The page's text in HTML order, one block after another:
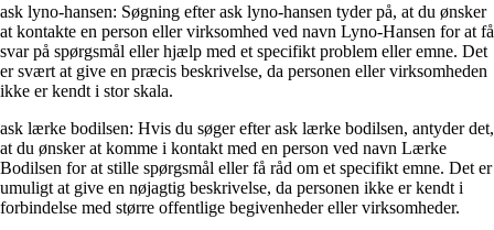
ask lyno-hansen: Søgning efter ask lyno-hansen tyder på, at du ønsker
at kontakte en person eller virksomhed ved navn Lyno-Hansen for at få
svar på spørgsmål eller hjælp med et specifikt problem eller emne. Det
er svært at give en præcis beskrivelse, da personen eller virksomheden
ikke er kendt i stor skala.
ask lærke bodilsen: Hvis du søger efter ask lærke bodilsen, antyder det,
at du ønsker at komme i kontakt med en person ved navn Lærke
Bodilsen for at stille spørgsmål eller få råd om et specifikt emne. Det er
umuligt at give en nøjagtig beskrivelse, da personen ikke er kendt i
forbindelse med større offentlige begivenheder eller virksomheder.